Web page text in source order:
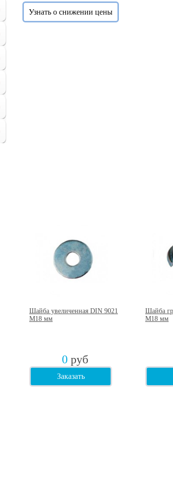
Узнать о снижении цены
Шайба увеличенная DIN 9021
М18 мм
0 руб
Заказать
Шайба
М18 мм